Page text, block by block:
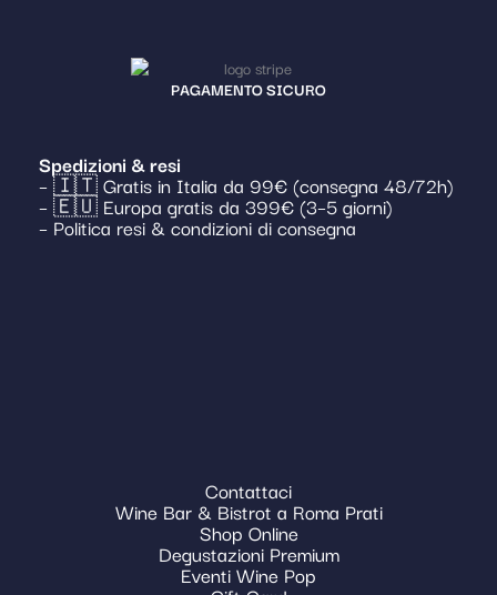
PAGAMENTO SICURO
Spedizioni & resi
– 🇮🇹 Gratis in Italia da 99€ (consegna 48/72h)
– 🇪🇺 Europa gratis da 399€ (3–5 giorni)
– Politica resi & condizioni di consegna
Contattaci
Wine Bar & Bistrot a Roma Prati
Shop Online
Degustazioni Premium
Eventi Wine Pop